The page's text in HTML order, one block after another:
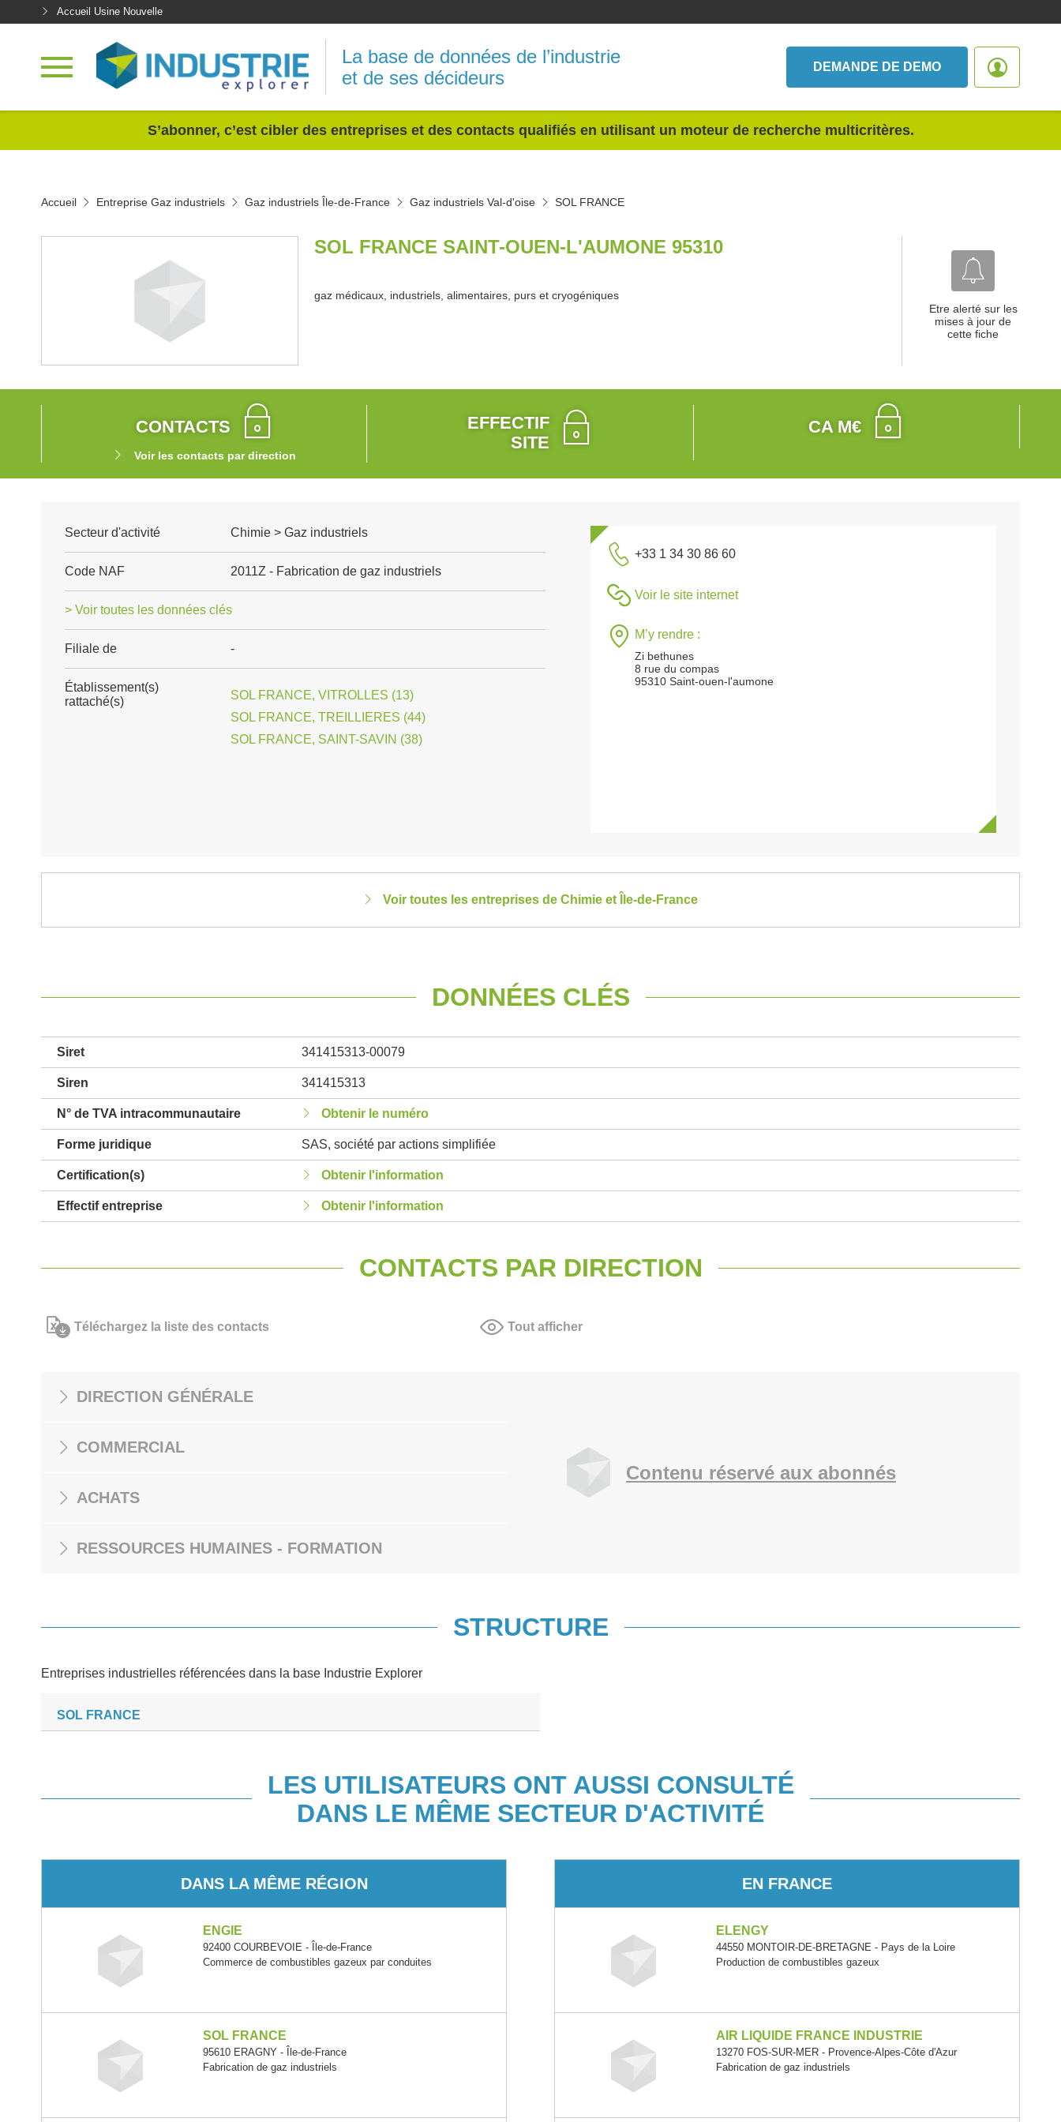
Accueil Usine Nouvelle
La base de données de l’industrie
et de ses décideurs
DEMANDE DE DEMO
S’abonner, c’est cibler des entreprises et des contacts qualifiés en utilisant un moteur de recherche multicritères.
Accueil Entreprise Gaz industriels Gaz industriels Île-de-France Gaz industriels Val-d'oise SOL FRANCE
SOL FRANCE SAINT-OUEN-L'AUMONE 95310
gaz médicaux, industriels, alimentaires, purs et cryogéniques
Etre alerté sur les
mises à jour de
cette fiche
CONTACTS
Voir les contacts par direction
EFFECTIF
SITE
CA M€
Secteur d'activité Chimie > Gaz industriels
Code NAF 2011Z - Fabrication de gaz industriels
> Voir toutes les données clés
Filiale de -
Établissement(s)
rattaché(s)
SOL FRANCE, VITROLLES (13)
SOL FRANCE, TREILLIERES (44)
SOL FRANCE, SAINT-SAVIN (38)
+33 1 34 30 86 60
Voir le site internet
M’y rendre :
Zi bethunes
8 rue du compas
95310 Saint-ouen-l'aumone
Voir toutes les entreprises de Chimie et Île-de-France
DONNÉES CLÉS
Siret 341415313-00079
Siren 341415313
N° de TVA intracommunautaire Obtenir le numéro
Forme juridique SAS, société par actions simplifiée
Certification(s) Obtenir l'information
Effectif entreprise Obtenir l'information
CONTACTS PAR DIRECTION
Téléchargez la liste des contacts Tout afficher
DIRECTION GÉNÉRALE
COMMERCIAL
ACHATS
RESSOURCES HUMAINES - FORMATION
Contenu réservé aux abonnés
STRUCTURE
Entreprises industrielles référencées dans la base Industrie Explorer
SOL FRANCE
LES UTILISATEURS ONT AUSSI CONSULTÉ
DANS LE MÊME SECTEUR D'ACTIVITÉ
DANS LA MÊME RÉGION
ENGIE
92400 COURBEVOIE - Île-de-France
Commerce de combustibles gazeux par conduites
SOL FRANCE
95610 ERAGNY - Île-de-France
Fabrication de gaz industriels
EN FRANCE
ELENGY
44550 MONTOIR-DE-BRETAGNE - Pays de la Loire
Production de combustibles gazeux
AIR LIQUIDE FRANCE INDUSTRIE
13270 FOS-SUR-MER - Provence-Alpes-Côte d'Azur
Fabrication de gaz industriels